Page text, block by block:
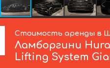
Стоимость аренды в
Ламборгини
Lifting System